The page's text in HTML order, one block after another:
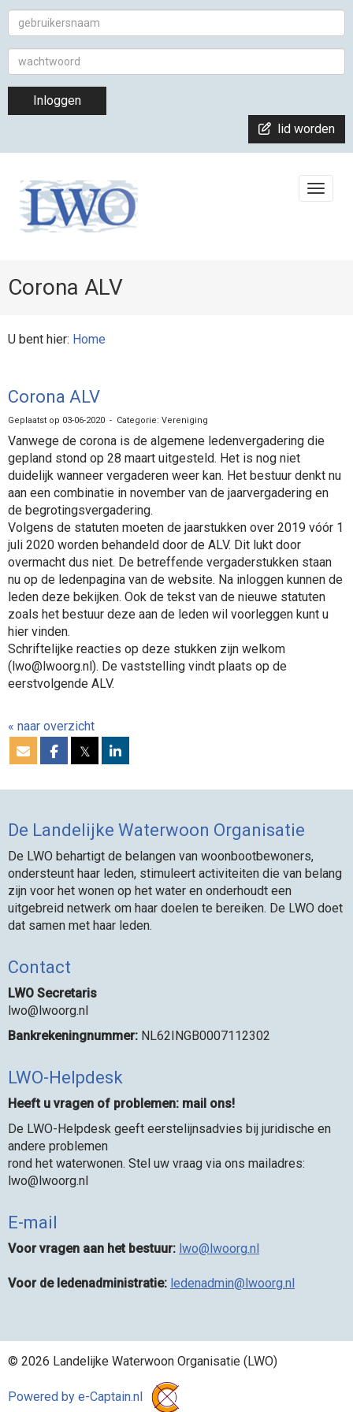
Inloggen
lid worden
Corona ALV
U bent hier: Home
Corona ALV
Geplaatst op 03-06-2020 - Categorie: Vereniging
Vanwege de corona is de algemene ledenvergadering die
gepland stond op 28 maart uitgesteld. Het is nog niet
duidelijk wanneer vergaderen weer kan. Het bestuur denkt nu
aan een combinatie in november van de jaarvergadering en
de begrotingsvergadering.
Volgens de statuten moeten de jaarstukken over 2019 vóór 1
juli 2020 worden behandeld door de ALV. Dit lukt door
overmacht dus niet. De betreffende vergaderstukken staan
nu op de ledenpagina van de website. Na inloggen kunnen de
leden deze bekijken. Ook de tekst van de nieuwe statuten
zoals het bestuur deze aan de leden wil voorleggen kunt u
hier vinden.
Schriftelijke reacties op deze stukken zijn welkom
(lwo@lwoorg.nl). De vaststelling vindt plaats op de
eerstvolgende ALV.
« naar overzicht
𝕏
De Landelijke Waterwoon Organisatie
De LWO behartigt de belangen van woonbootbewoners,
ondersteunt haar leden, stimuleert activiteiten die van belang
zijn voor het wonen op het water en onderhoudt een
uitgebreid netwerk om haar doelen te bereiken. De LWO doet
dat samen met haar leden.
Contact
LWO Secretaris
owl@lwoorg.nl
Bankrekeningnummer: NL62INGB0007112302
LWO-Helpdesk
Heeft u vragen of problemen: mail ons!
De LWO-Helpdesk geeft eerstelijnsadvies bij juridische en
andere problemen
rond het waterwonen. Stel uw vraag via ons mailadres:
owl@lwoorg.nl
E-mail
Voor vragen aan het bestuur: owl@lwoorg.nl
Voor de ledenadministratie: nimdanedel@lwoorg.nl
© 2026 Landelijke Waterwoon Organisatie (LWO)
Powered by e-Captain.nl